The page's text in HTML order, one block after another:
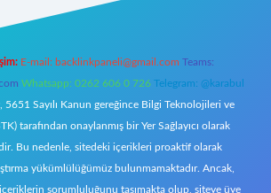
E-mail: backlinkpaneli@gmail.com Teams:
Whatsapp: 0262 606 0 726 Telegram: @karabul
5651 Sayılı Kanun gereğince Bilgi Teknolojileri ve
tarafından onaylanmış bir Yer Sağlayıcı olarak
Bu nedenle, sitedeki içerikleri proaktif olarak
yükümlülüğümüz bulunmamaktadır. Ancak,
içeriklerin sorumluluğunu taşımakta olup, siteye üye